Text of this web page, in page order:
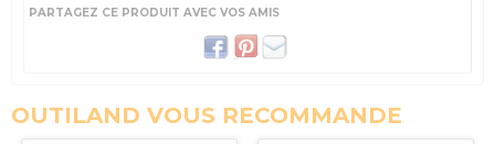
PARTAGEZ CE PRODUIT AVEC VOS AMIS
OUTILAND VOUS RECOMMANDE